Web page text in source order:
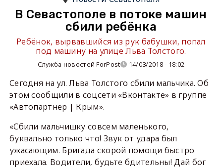
В Севастополе в потоке машин
сбили ребёнка
Ребёнок, вырвавшийся из рук бабушки, попал
под машину на улице Льва Толстого.
Служба новостей ForPost 14/03/2018 - 18:02
Сегодня на ул. Льва Толстого сбили мальчика. Об
этом сообщили в соцсети «Вконтакте» в группе
«Автопартнёр | Крым».
«Cбили мальчишку совсем маленького,
буквально только что! Звук от удара был
ужасающим. Бригада скорой помощи быстро
приехала. Водители, будьте бдительны! Дай бог